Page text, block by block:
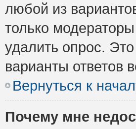
любой из
только
удалить опрос.
варианты ответов
Вернуться к
Почему мне